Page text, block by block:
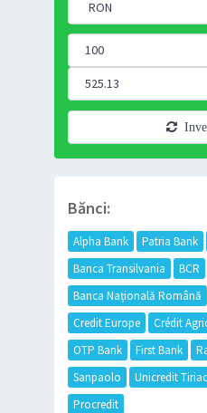
Bănci:
Alpha Bank Patria Bank
Banca Transilvania
BCR
Banca Națională Română
Credit Europe
Crédit
OTP Bank
First Bank
Sanpaolo
Unicredit
Procredit